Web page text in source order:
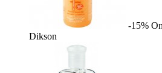
-15%
Dikson